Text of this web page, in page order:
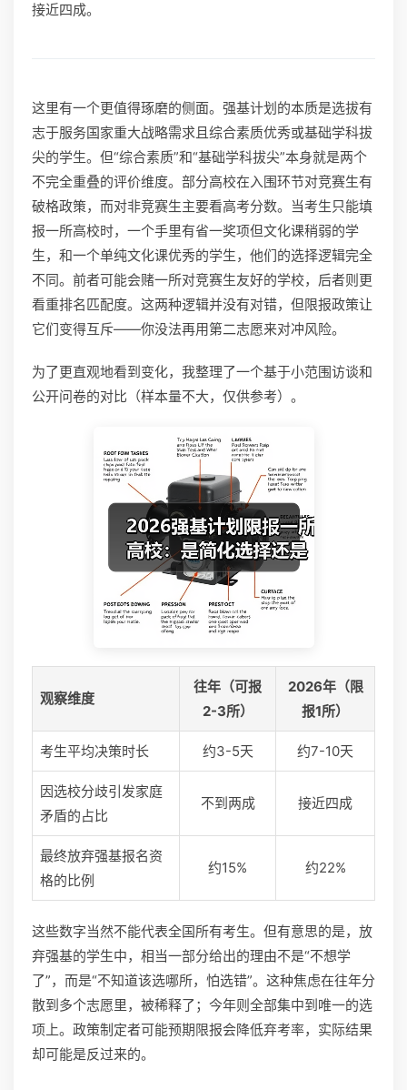
接近四成。
这里有一个更值得琢磨的侧面。强基计划的本质是选拔有
志于服务国家重大战略需求且综合素质优秀或基础学科拔
尖的学生。但“综合素质”和“基础学科拔尖”本身就是两个
不完全重叠的评价维度。部分高校在入围环节对竞赛生有
破格政策，而对非竞赛生主要看高考分数。当考生只能填
报一所高校时，一个手里有省一奖项但文化课稍弱的学
生，和一个单纯文化课优秀的学生，他们的选择逻辑完全
不同。前者可能会赌一所对竞赛生友好的学校，后者则更
看重排名匹配度。这两种逻辑并没有对错，但限报政策让
它们变得互斥——你没法再用第二志愿来对冲风险。
为了更直观地看到变化，我整理了一个基于小范围访谈和
公开问卷的对比（样本量不大，仅供参考）。
观察维度
往年（可报
2-3所）
2026年（限
报1所）
考生平均决策时长 约3-5天 约7-10天
因选校分歧引发家庭
矛盾的占比
不到两成 接近四成
最终放弃强基报名资
格的比例
约15% 约22%
这些数字当然不能代表全国所有考生。但有意思的是，放
弃强基的学生中，相当一部分给出的理由不是“不想学
了”，而是“不知道该选哪所，怕选错”。这种焦虑在往年分
散到多个志愿里，被稀释了；今年则全部集中到唯一的选
项上。政策制定者可能预期限报会降低弃考率，实际结果
却可能是反过来的。